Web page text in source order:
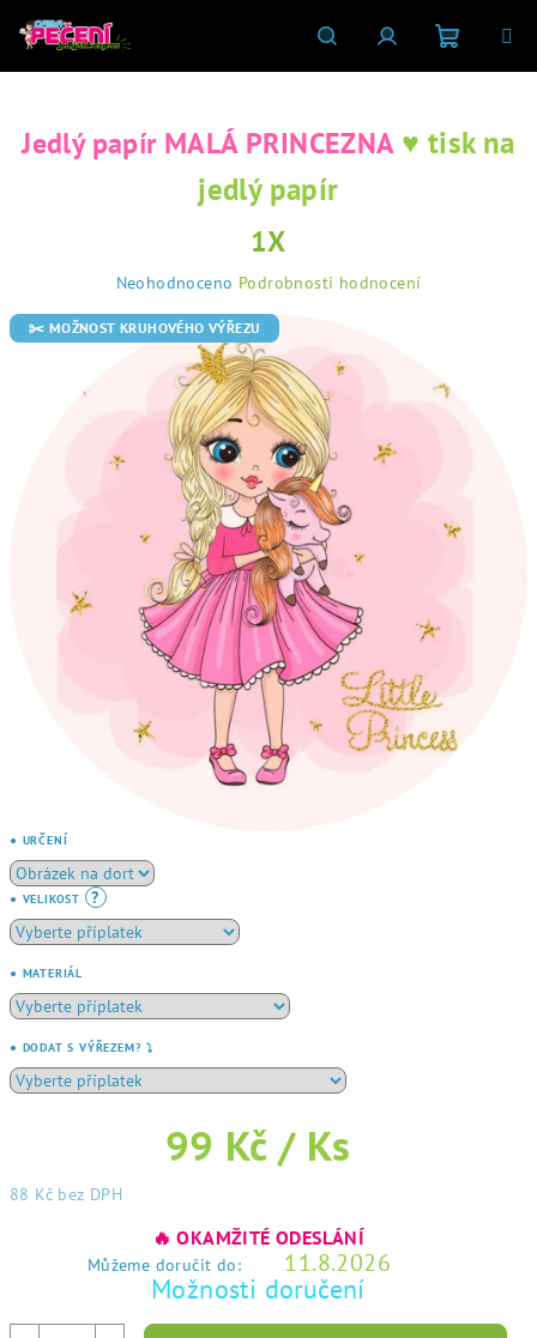
HledatPřihlášeníNákupní
košík
● URČENÍ
● VELIKOST ?
● MATERIÁL
● DODAT S VÝŘEZEM? ⤵️
99 Kč / Ks
88 Kč bez DPH
🔥 OKAMŽITÉ ODESLÁNÍ
Můžeme doručit do: 11.8.2026
Možnosti doručení
Jedlý papír MALÁ PRINCEZNA ♥ tisk na
jedlý papír
1X
produktu
Neohodnoceno Podrobnosti hodnocení
✂️ MOŽNOST KRUHOVÉHO VÝŘEZU